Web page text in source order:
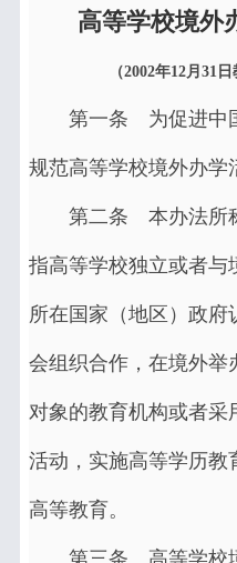
高等学校境外
（2002年12月31
第一条 为促进中国
规范高等学校境外办学
第二条 本办法所称
指高等学校独立或者与
所在国家（地区）政
会组织合作，在境外举
对象的教育机构或者采
活动，实施高等学历教
高等教育。
第三条 高等学校境